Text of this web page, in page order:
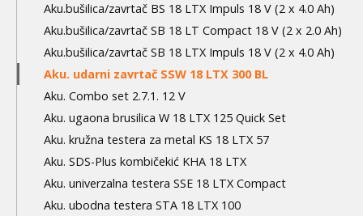
Aku.bušilica/zavrtač BS 18 LTX Impuls 18 V (2 x 4.0 Ah)
Aku.bušilica/zavrtač SB 18 LT Compact 18 V (2 x 2.0 Ah)
Aku.bušilica/zavrtač SB 18 LTX Impuls 18 V (2 x 4.0 Ah)
Aku. udarni zavrtač SSW 18 LTX 300 BL
Aku. Combo set 2.7.1. 12 V
Aku. ugaona brusilica W 18 LTX 125 Quick Set
Aku. kružna testera za metal KS 18 LTX 57
Aku. SDS-Plus kombičekić KHA 18 LTX
Aku. univerzalna testera SSE 18 LTX Compact
Aku. ubodna testera STA 18 LTX 100